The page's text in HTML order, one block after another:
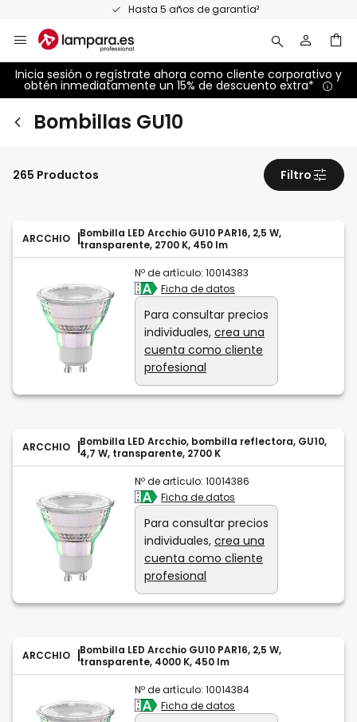
Hasta 5 años de garantía²
contenido
Inicia sesión o regístrate ahora como cliente corporativo y
obtén inmediatamente un 15% de descuento extra*
Bombillas GU10
ARCCHIO
Bombilla LED Arcchio GU10 PAR16, 2,5 W,
transparente, 2700 K, 450 lm
Nº de artículo: 10014383
Ficha de datos
Para consultar precios
individuales, crea una
cuenta como cliente
profesional
ARCCHIO
Bombilla LED Arcchio, bombilla reflectora, GU10,
4,7 W, transparente, 2700 K
Nº de artículo: 10014386
Ficha de datos
Para consultar precios
individuales, crea una
cuenta como cliente
profesional
ARCCHIO
Bombilla LED Arcchio GU10 PAR16, 2,5 W,
transparente, 4000 K, 450 lm
Nº de artículo: 10014384
Ficha de datos
265 Productos Filtro